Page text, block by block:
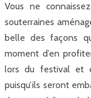
Vous ne
souterraines
belle des façons
moment d’en
lors du festival et
puisqu’ils seront